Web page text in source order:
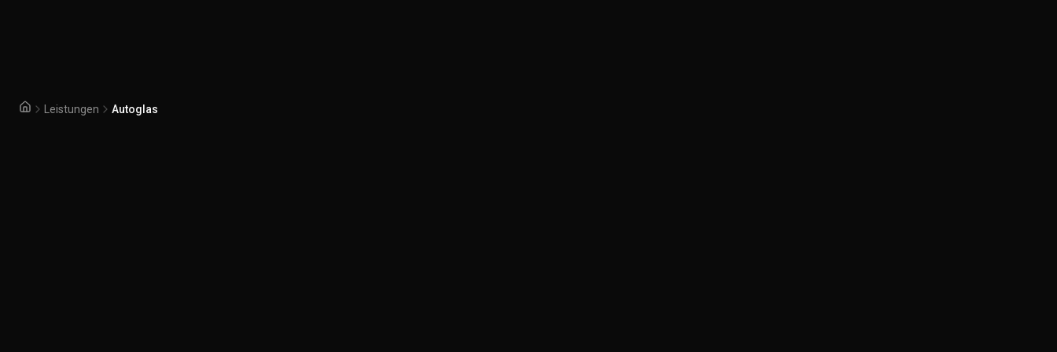
StartseiteLeistungen Autoglas